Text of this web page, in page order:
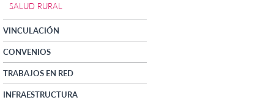
SALUD RURAL
VINCULACIÓN
CONVENIOS
TRABAJOS EN RED
INFRAESTRUCTURA